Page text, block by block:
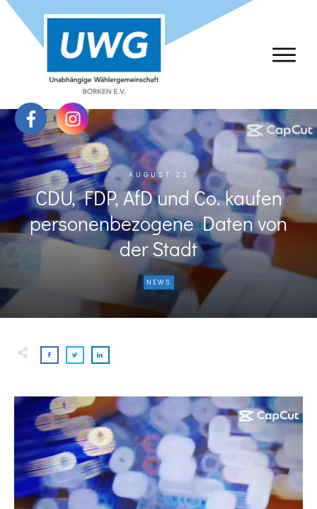
AUGUST 23
CDU, FDP, AfD und Co. kaufen
personenbezogene Daten von
der Stadt
NEWS